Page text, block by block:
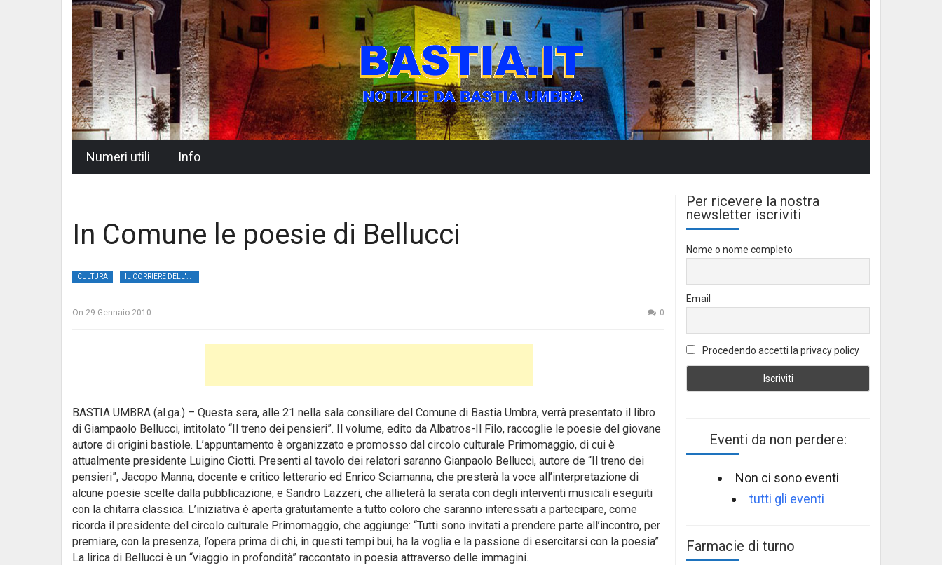
Numeri utili Info
In Comune le poesie di Bellucci
CULTURA
On 29 Gennaio 2010 0
BASTIA UMBRA (al.ga.) – Questa sera, alle 21 nella sala consiliare del Comune di Bastia Umbra, verrà presentato il libro
di Giampaolo Bellucci, intitolato “Il treno dei pensieri”. Il volume, edito da Albatros-Il Filo, raccoglie le poesie del giovane
autore di origini bastiole. L’appuntamento è organizzato e promosso dal circolo culturale Primomaggio, di cui è
attualmente presidente Luigino Ciotti. Presenti al tavolo dei relatori saranno Gianpaolo Bellucci, autore de “Il treno dei
pensieri”, Jacopo Manna, docente e critico letterario ed Enrico Sciamanna, che presterà la voce all’interpretazione di
alcune poesie scelte dalla pubblicazione, e Sandro Lazzeri, che allieterà la serata con degli interventi musicali eseguiti
con la chitarra classica. L’iniziativa è aperta gratuitamente a tutto coloro che saranno interessati a partecipare, come
ricorda il presidente del circolo culturale Primomaggio, che aggiunge: “Tutti sono invitati a prendere parte all’incontro, per
premiare, con la presenza, l’opera prima di chi, in questi tempi bui, ha la voglia e la passione di esercitarsi con la poesia”.
La lirica di Bellucci è un “viaggio in profondità” raccontato in poesia attraverso delle immagini.
Per ricevere la nostra
newsletter iscriviti
Nome o nome completo
Email
Procedendo accetti la privacy policy
Eventi da non perdere:
Non ci sono eventi
tutti gli eventi
Farmacie di turno